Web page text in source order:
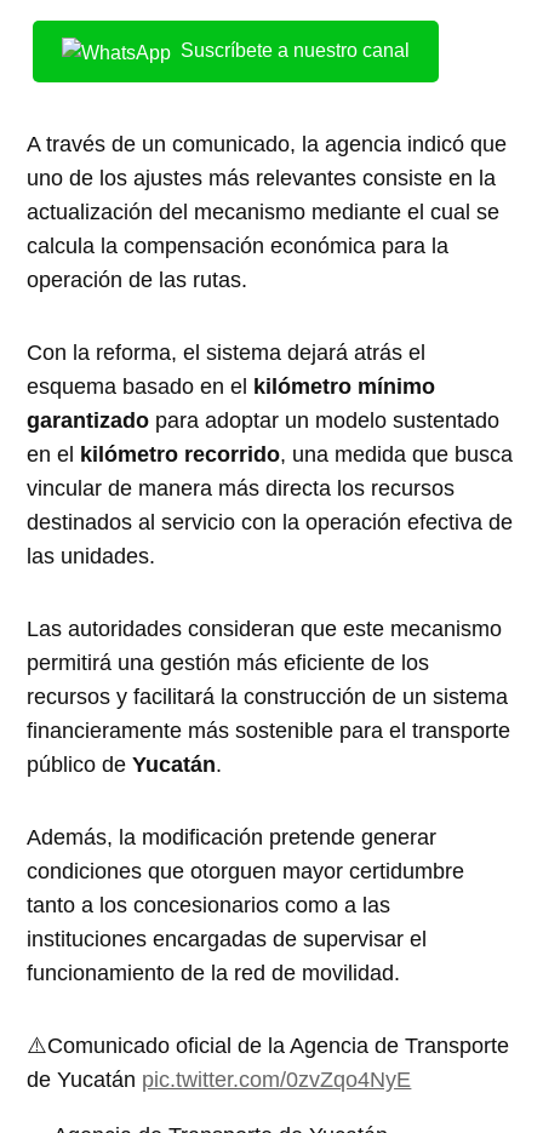
Suscríbete a nuestro canal
A través de un comunicado, la agencia indicó que
uno de los ajustes más relevantes consiste en la
actualización del mecanismo mediante el cual se
calcula la compensación económica para la
operación de las rutas.
Con la reforma, el sistema dejará atrás el
esquema basado en el kilómetro mínimo
garantizado para adoptar un modelo sustentado
en el kilómetro recorrido, una medida que busca
vincular de manera más directa los recursos
destinados al servicio con la operación efectiva de
las unidades.
Las autoridades consideran que este mecanismo
permitirá una gestión más eficiente de los
recursos y facilitará la construcción de un sistema
financieramente más sostenible para el transporte
público deYucatán.
Además, la modificación pretende generar
condiciones que otorguen mayor certidumbre
tanto a los concesionarios como a las
instituciones encargadas de supervisar el
funcionamiento de la red de movilidad.
⚠️Comunicado oficial de la Agencia de Transporte
de Yucatán pic.twitter.com/0zvZqo4NyE